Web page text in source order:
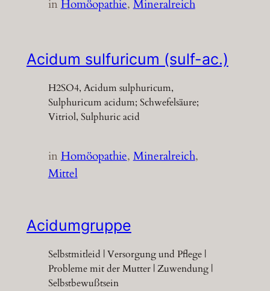
inHomöopathie, Mineralreich
Acidum sulfuricum (sulf-ac.)
H2SO4, Acidum sulphuricum,
Sulphuricum acidum; Schwefelsäure;
Vitriol, Sulphuric acid
inHomöopathie, Mineralreich
Mittel
Acidumgruppe
Selbstmitleid | Versorgung und Pflege |
Probleme mit der Mutter | Zuwendung |
Selbstbewußtsein